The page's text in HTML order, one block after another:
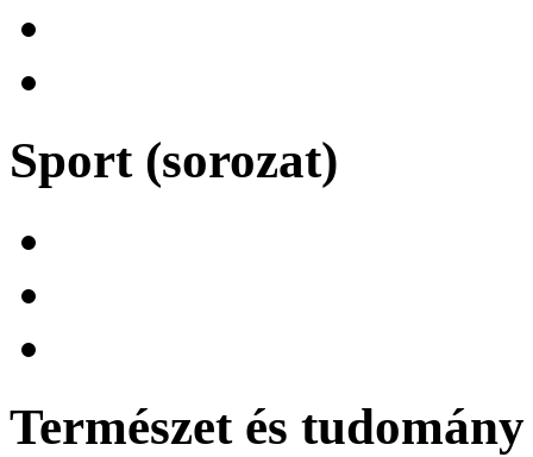
Sport (sorozat)
Természet és